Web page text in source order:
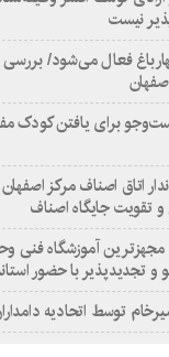
نیست
فعال می‌شود/ بررسی
برای یافتن کودک
اتاق اصناف مرکز
تقویت جایگاه اصناف
آموزشگاه فنی
با حضور
توسط اتحادیه